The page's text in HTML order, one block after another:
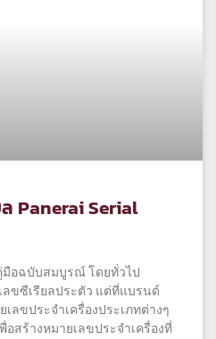
Panerai Serial
มือฉบับสมบูรณ์ โดยทั่วไป
ขซีเรียลประตัว แต่ที่แบรนด์
ลขประจำเครื่องประเภทต่างๆ
สร้างหมายเลขประจำเครื่องที่